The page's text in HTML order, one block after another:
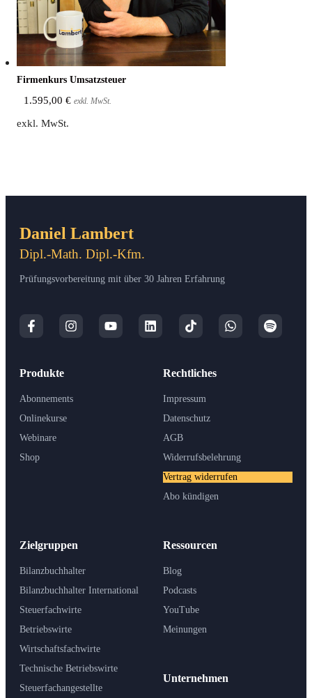
Fir­men­kurs Umsatzsteuer
1.595,00 € exkl. MwSt.
exkl. MwSt.
Daniel Lambert
Dipl.-Math. Dipl.-Kfm.
Prüfungsvorbereitung mit über 30 Jahren Erfahrung
Produkte
Abonnements
Onlinekurse
Webinare
Shop
Zielgruppen
Bilanzbuchhalter
Bilanzbuchhalter International
Steuerfachwirte
Betriebswirte
Wirtschaftsfachwirte
Technische Betriebswirte
Steuerfachangestellte
Ressourcen
Blog
Podcasts
YouTube
Meinungen
Unternehmen
Rechtliches
Impressum
Datenschutz
AGB
Widerrufsbelehrung
Vertrag widerrufen
Abo kündigen